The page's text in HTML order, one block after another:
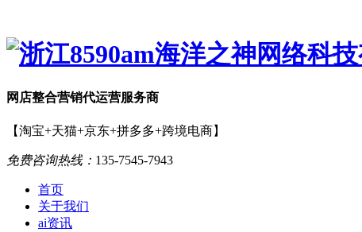
网店整合营销代运营服务商
【淘宝+天猫+京东+拼多多+跨境电商】
免费咨询热线： 135-7545-7943
首页
关于我们
ai资讯